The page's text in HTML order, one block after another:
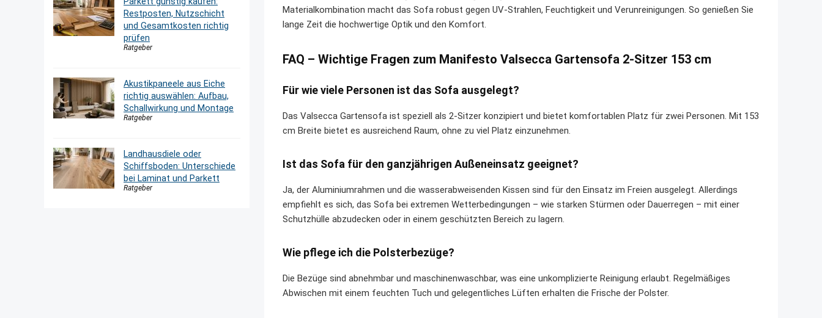
Materialkombination macht das Sofa robust gegen UV-Strahlen, Feuchtigkeit und Verunreinigungen. So genießen Sie
lange Zeit die hochwertige Optik und den Komfort.
FAQ – Wichtige Fragen zum Manifesto Valsecca Gartensofa 2-Sitzer 153 cm
Für wie viele Personen ist das Sofa ausgelegt?
Das Valsecca Gartensofa ist speziell als 2-Sitzer konzipiert und bietet komfortablen Platz für zwei Personen. Mit 153
cm Breite bietet es ausreichend Raum, ohne zu viel Platz einzunehmen.
Ist das Sofa für den ganzjährigen Außeneinsatz geeignet?
Ja, der Aluminiumrahmen und die wasserabweisenden Kissen sind für den Einsatz im Freien ausgelegt. Allerdings
empfiehlt es sich, das Sofa bei extremen Wetterbedingungen – wie starken Stürmen oder Dauerregen – mit einer
Schutzhülle abzudecken oder in einem geschützten Bereich zu lagern.
Wie pflege ich die Polsterbezüge?
Die Bezüge sind abnehmbar und maschinenwaschbar, was eine unkomplizierte Reinigung erlaubt. Regelmäßiges
Abwischen mit einem feuchten Tuch und gelegentliches Lüften erhalten die Frische der Polster.
Restposten, Nutzschicht
und Gesamtkosten richtig
prüfen
Ratgeber
Akustikpaneele aus Eiche
richtig auswählen: Aufbau,
Schallwirkung und Montage
Ratgeber
Landhausdiele oder
Schiffsboden: Unterschiede
bei Laminat und Parkett
Ratgeber